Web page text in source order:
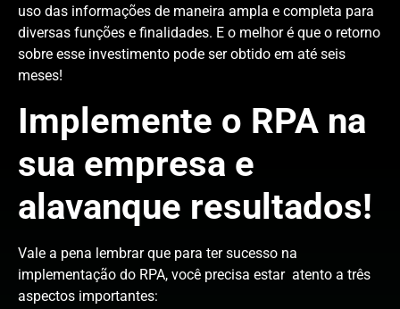
uso das informações de maneira ampla e completa para
diversas funções e finalidades. E o melhor é que o retorno
sobre esse investimento pode ser obtido em até seis
meses!
Implemente o RPA na
sua empresa e
alavanque resultados!
Vale a pena lembrar que para ter sucesso na
implementação do RPA, você precisa estar atento a três
aspectos importantes: